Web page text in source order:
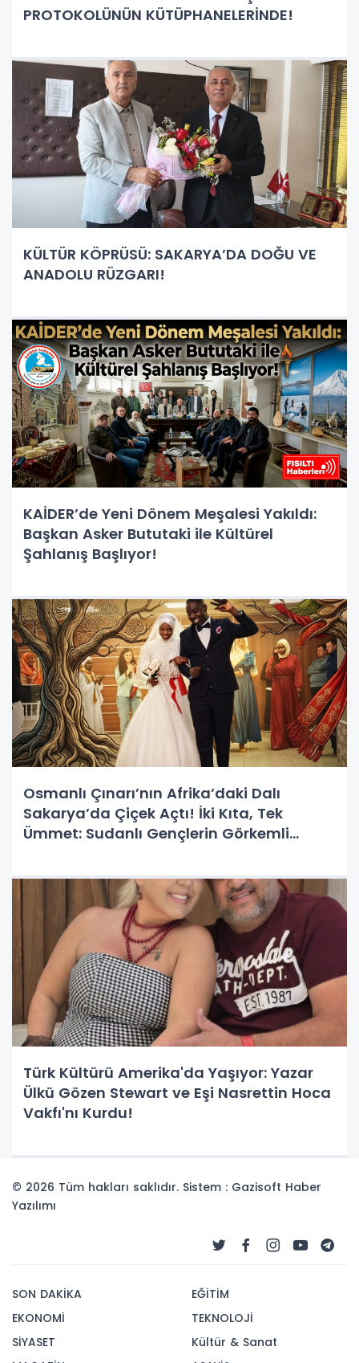
PROTOKOLÜNÜN KÜTÜPHANELERİNDE!
KÜLTÜR KÖPRÜSÜ: SAKARYA’DA DOĞU VE
ANADOLU RÜZGARI!
KAİDER’de Yeni Dönem Meşalesi Yakıldı:
Başkan Asker Bututaki ile Kültürel
Şahlanış Başlıyor!
Osmanlı Çınarı’nın Afrika’daki Dalı
Sakarya’da Çiçek Açtı! İki Kıta, Tek
Ümmet: Sudanlı Gençlerin Görkemli
Türk Kültürü Amerika'da Yaşıyor: Yazar
Ülkü Gözen Stewart ve Eşi Nasrettin Hoca
Vakfı'nı Kurdu!
© 2026 Tüm hakları saklıdır. Sistem : Gazisoft Haber
Yazılımı
SON DAKİKA
EKONOMİ
SİYASET
EĞİTİM
TEKNOLOJİ
Kültür & Sanat